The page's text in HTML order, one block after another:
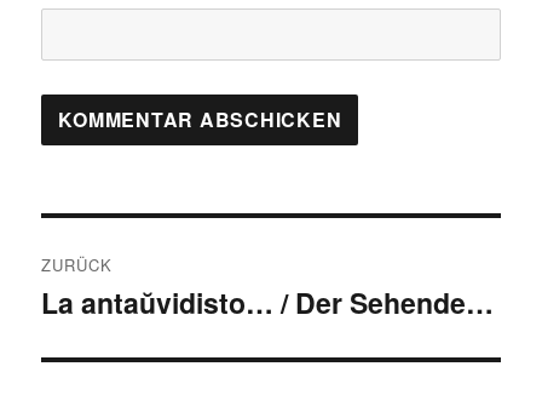
ZURÜCK
Vorheriger
La antaŭvidisto… / Der Sehende…